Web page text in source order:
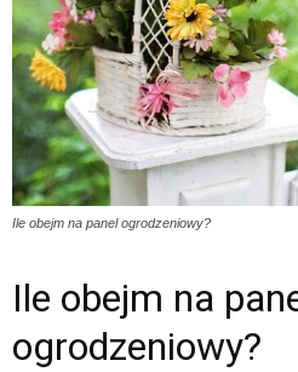
Ile obejm na panel ogrodzeniowy?
Ile obejm na
ogrodzeniowy?